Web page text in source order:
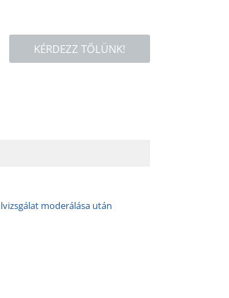
KÉRDEZZ TŐLÜNK!
moderálása után